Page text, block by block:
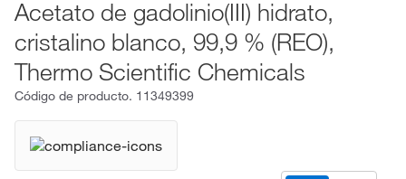
Acetato de gadolinio(III) hidrato,
cristalino blanco, 99,9 % (REO),
Thermo Scientific Chemicals
Código de producto. 11349399